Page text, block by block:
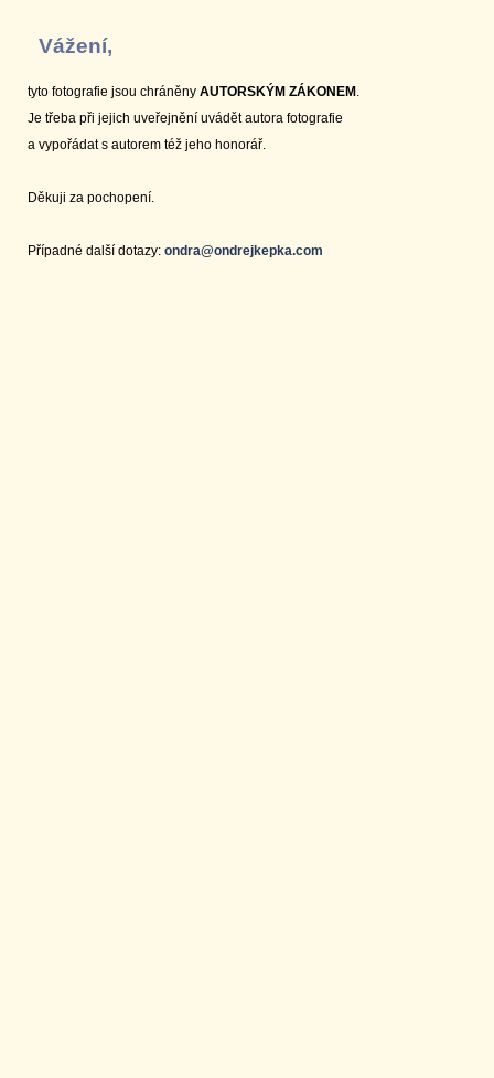
Vážení,
tyto fotografie jsou chráněny AUTORSKÝM ZÁKONEM .
Je třeba při jejich uveřejnění uvádět autora fotografie
a vypořádat s autorem též jeho honorář.
Děkuji za pochopení.
Případné další dotazy: ondra@ondrejkepka.com